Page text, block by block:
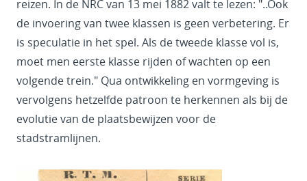
reizen. In de NRC van 13 mei 1882 valt te lezen: "..Ook
de invoering van twee klassen is geen verbetering. Er
is speculatie in het spel. Als de tweede klasse vol is,
moet men eerste klasse rijden of wachten op een
volgende trein." Qua ontwikkeling en vormgeving is
vervolgens hetzelfde patroon te herkennen als bij de
evolutie van de plaatsbewijzen voor de
stadstramlijnen.